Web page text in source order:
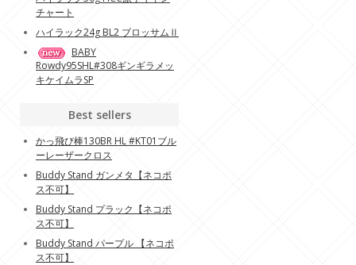
チャート
ハイラック24g BL2 ブロッサムⅡ
BABY
Rowdy95SHL#308ギンギラメッ
キケイムラSP
Best sellers
かっ飛び棒130BR HL #KT01ブル
ーレーザークロス
Buddy Stand ガンメタ【ネコポ
ス不可】
Buddy Stand プラック【ネコポ
ス不可】
Buddy Stand パープル 【ネコポ
ス不可】